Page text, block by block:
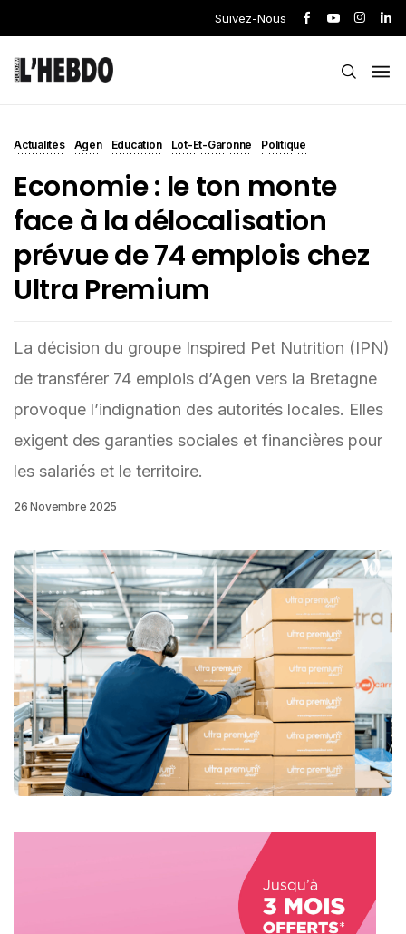
Suivez-Nous
Actualités Agen Education Lot-Et-Garonne Politique
Economie : le ton monte
face à la délocalisation
prévue de 74 emplois chez
Ultra Premium
La décision du groupe Inspired Pet Nutrition (IPN)
de transférer 74 emplois d’Agen vers la Bretagne
provoque l’indignation des autorités locales. Elles
exigent des garanties sociales et financières pour
les salariés et le territoire.
26 Novembre 2025